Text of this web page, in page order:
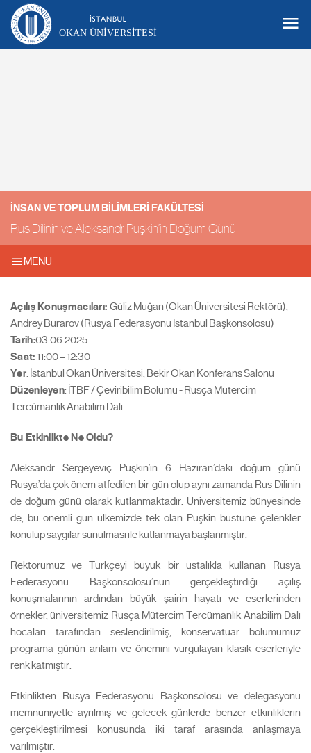
OKAN ÜNIVERSITESI
İNSAN VE TOPLUM BILIMLERI FAKÜLTESI
Rus Dilinin ve Aleksandr Puşkin’in Doğum Günü
MENU
Açılış Konuşmacıları: Güliz Muğan (Okan Üniversitesi Rektörü),
Andrey Burarov (Rusya Federasyonu İstanbul Başkonsolosu)
Tarih:03.06.2025
Saat:11:00 – 12:30
Yer: İstanbul Okan Üniversitesi, Bekir Okan Konferans Salonu
Düzenleyen: İTBF / Çeviribilim Bölümü - Rusça Mütercim
Tercümanlık Anabilim Dalı
Bu Etkinlikte Ne Oldu?
Aleksandr Sergeyeviç Puşkin’in 6 Haziran’daki doğum günü
Rusya’da çok önem atfedilen bir gün olup aynı zamanda Rus Dilinin
de doğum günü olarak kutlanmaktadır. Üniversitemiz bünyesinde
de, bu önemli gün ülkemizde tek olan Puşkin büstüne çelenkler
konulup saygılar sunulması ile kutlanmaya başlanmıştır.
Rektörümüz ve Türkçeyi büyük bir ustalıkla kullanan Rusya
Federasyonu Başkonsolosu’nun gerçekleştirdiği açılış
konuşmalarının ardından büyük şairin hayatı ve eserlerinden
örnekler, üniversitemiz Rusça Mütercim Tercümanlık Anabilim Dalı
hocaları tarafından seslendirilmiş, konservatuar bölümümüz
programa günün anlam ve önemini vurgulayan klasik eserleriyle
renk katmıştır.
Etkinlikten Rusya Federasyonu Başkonsolosu ve delegasyonu
memnuniyetle ayrılmış ve gelecek günlerde benzer etkinliklerin
gerçekleştirilmesi konusunda iki taraf arasında anlaşmaya
varılmıştır.